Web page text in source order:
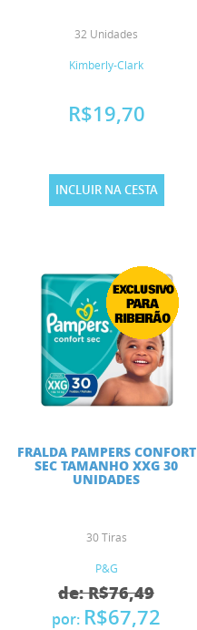
32 Unidades
Kimberly-Clark
R$19,70
INCLUIR NA CESTA
FRALDA PAMPERS CONFORT
SEC TAMANHO XXG 30
UNIDADES
30 Tiras
P&G
de: R$76,49
por: R$67,72